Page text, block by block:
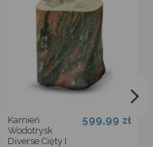
Kamień
Wodotrysk
Diverse Cięty I
599,99 zł